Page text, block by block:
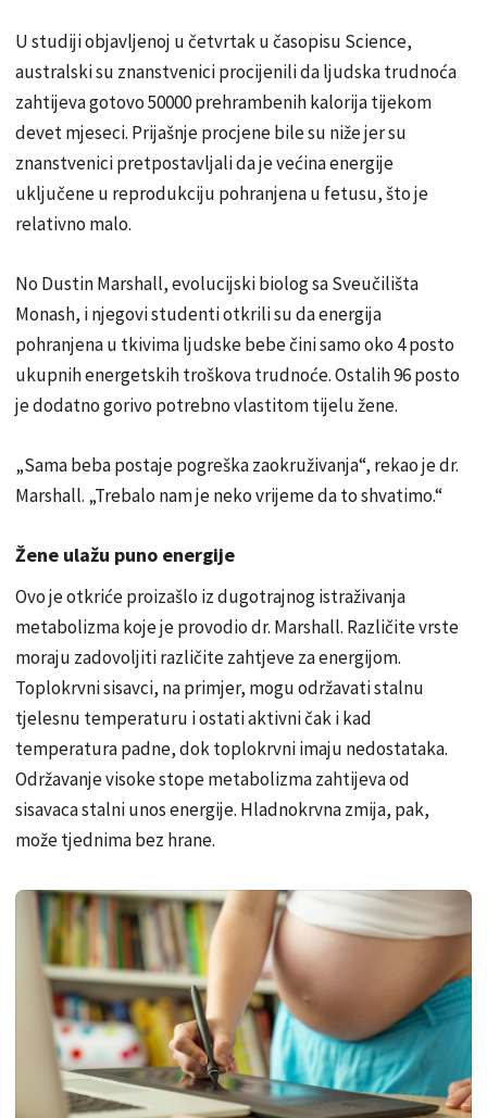
U studiji objavljenoj u četvrtak u časopisu Science,
australski su znanstvenici procijenili da ljudska trudnoća
zahtijeva gotovo 50000 prehrambenih kalorija tijekom
devet mjeseci. Prijašnje procjene bile su niže jer su
znanstvenici pretpostavljali da je većina energije
uključene u reprodukciju pohranjena u fetusu, što je
relativno malo.
No Dustin Marshall, evolucijski biolog sa Sveučilišta
Monash, i njegovi studenti otkrili su da energija
pohranjena u tkivima ljudske bebe čini samo oko 4 posto
ukupnih energetskih troškova trudnoće. Ostalih 96 posto
je dodatno gorivo potrebno vlastitom tijelu žene.
„Sama beba postaje pogreška zaokruživanja“, rekao je dr.
Marshall. „Trebalo nam je neko vrijeme da to shvatimo.“
Žene ulažu puno energije
Ovo je otkriće proizašlo iz dugotrajnog istraživanja
metabolizma koje je provodio dr. Marshall. Različite vrste
moraju zadovoljiti različite zahtjeve za energijom.
Toplokrvni sisavci, na primjer, mogu održavati stalnu
tjelesnu temperaturu i ostati aktivni čak i kad
temperatura padne, dok toplokrvni imaju nedostataka.
Održavanje visoke stope metabolizma zahtijeva od
sisavaca stalni unos energije. Hladnokrvna zmija, pak,
može tjednima bez hrane.